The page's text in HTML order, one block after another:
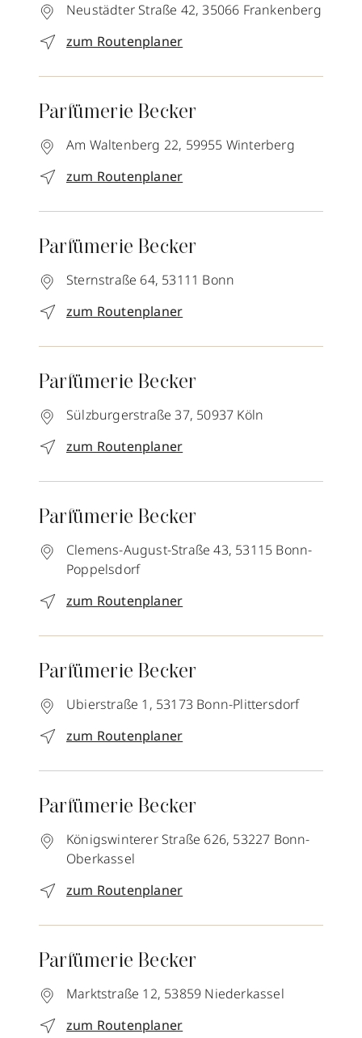
Neustädter Straße 42, 35066 Frankenberg
zum Routenplaner
Parfümerie Becker
Am Waltenberg 22, 59955 Winterberg
zum Routenplaner
Parfümerie Becker
Sternstraße 64, 53111 Bonn
zum Routenplaner
Parfümerie Becker
Sülzburgerstraße 37, 50937 Köln
zum Routenplaner
Parfümerie Becker
Clemens-August-Straße 43, 53115 Bonn-
Poppelsdorf
zum Routenplaner
Parfümerie Becker
Ubierstraße 1, 53173 Bonn-Plittersdorf
zum Routenplaner
Parfümerie Becker
Königswinterer Straße 626, 53227 Bonn-
Oberkassel
zum Routenplaner
Parfümerie Becker
Marktstraße 12, 53859 Niederkassel
zum Routenplaner